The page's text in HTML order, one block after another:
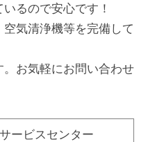
るので安心です！
空気清浄機等を完備して
。お気軽にお問い合わせ
ービスセンター